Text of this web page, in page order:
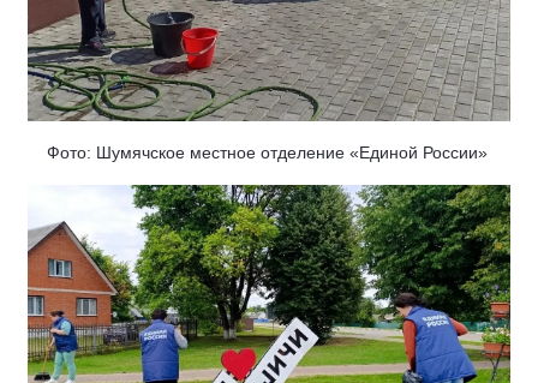
Фото: Шумячское местное отделение «Единой России»